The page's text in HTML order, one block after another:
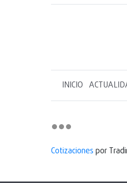
INICIO
Cotizaciones por